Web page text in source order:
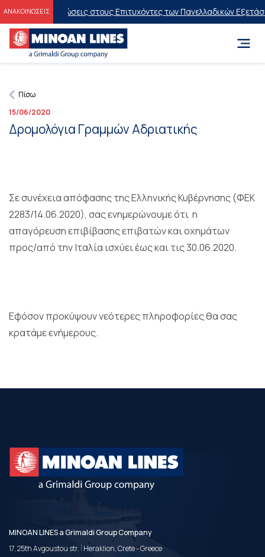
ΑΝΑΚΟΙΝΩΣΕΙΣΕκπτώσεις στους Επιτυχόντες των Πανελλαδικών
Πίσω
15/06/2020
Δρομολόγια Γραμμών Αδριατικής
Σε συνέχεια απόφασης της Ελληνικής Κυβέρνησης (ΦΕΚ
2283/14.06.2020), σας ενημερώνουμε ότι η
απαγόρευση επιβίβασης επιβατών και οχημάτων
προς/από την Ιταλία ισχύει έως και τις 30.06.2020.
Εφόσον προκύψουν νεότερες πληροφορίες θα σας
κρατάμε ενήμερους.
MINOAN LINES a Grimaldi Group Company
17, 25th Avgoustou str. | Heraklion, Crete - Greece